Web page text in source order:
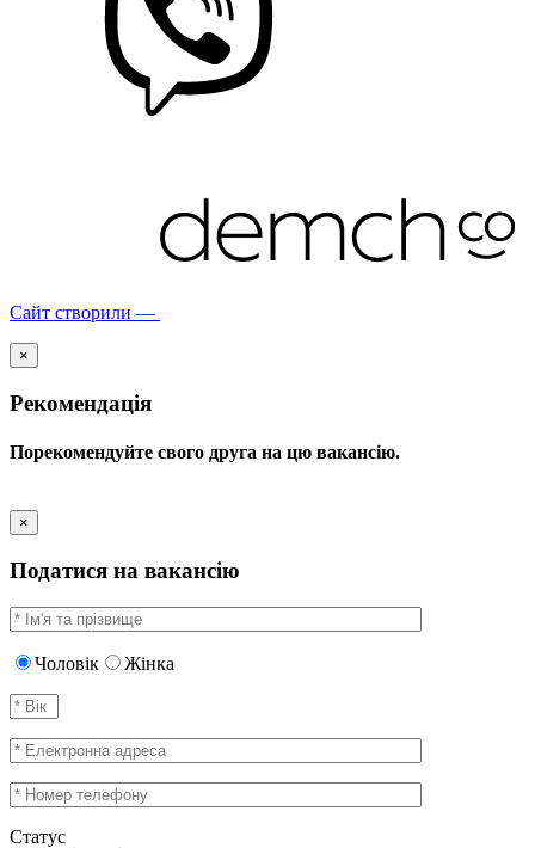
Сайт створили —
×
Рекомендація
Порекомендуйте свого друга на цю вакансію.
×
Податися на вакансію
Чоловік Жінка
Статус